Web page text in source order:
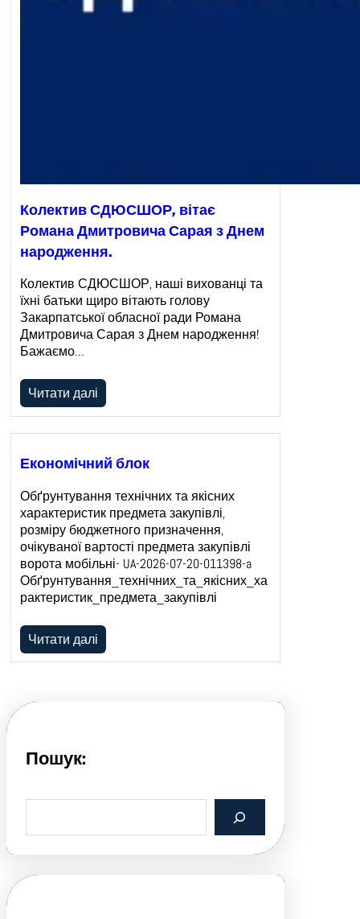
Колектив СДЮСШОР, вітає
Романа Дмитровича Сарая з Днем
народження.
Колектив СДЮСШОР, наші вихованці та
їхні батьки щиро вітають голову
Закарпатської обласної ради Романа
Дмитровича Сарая з Днем народження!
Бажаємо…
Читати далі
Економічний блок
Обґрунтування технічних та якісних
характеристик предмета закупівлі,
розміру бюджетного призначення,
очікуваної вартості предмета закупівлі
ворота мобільні- UA-2026-07-20-011398-a
Обґрунтування_технічних_та_якісних_ха
рактеристик_предмета_закупівлі
Читати далі
Пошук:
a
c